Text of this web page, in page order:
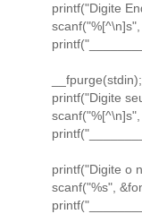
printf("Digite
__fpurge(stdin);
printf("Digite
printf("Digite o
scanf("%s",